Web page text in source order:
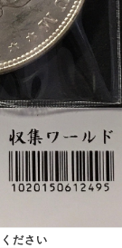
ださい